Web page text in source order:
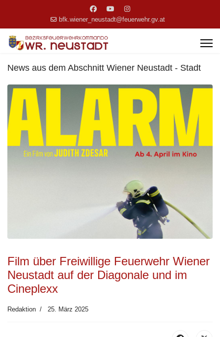
bfk.wiener_neustadt@feuerwehr.gv.at
News aus dem Abschnitt Wiener Neustadt - Stadt
Film über Freiwillige Feuerwehr Wiener
Neustadt auf der Diagonale und im
Cineplexx
Redaktion 25. März 2025